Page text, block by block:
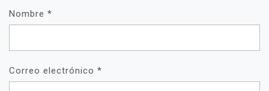
Nombre *
Correo electrónico *